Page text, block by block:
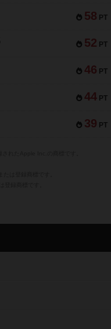
58 PT
52 PT
46 PT
44 PT
39 PT